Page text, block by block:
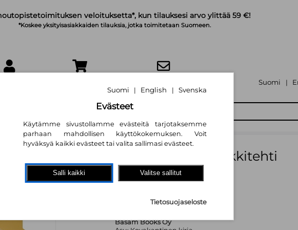
veloituksetta*, kun tilauksesi arvo ylittää 59 €!
*Koskee yksityisasiakkaiden tilauksia, jotka toimitetaan Suomeen.
Suomi |
Unelmien työn arkkitehti
Niko Leppänen,Kati Rautio
Basam Books Oy
Suomi | English | Svenska
Evästeet
Käytämme sivustollamme evästeitä tarjotaksemme
parhaan mahdollisen käyttökokemuksen. Voit
hyväksyä kaikki evästeet tai valita sallimasi evästeet.
Salli kaikki Valitse sallitut
Tietosuojaseloste